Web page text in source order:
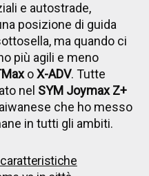
e autostrade,
posizione di guida
ma quando ci
più agili e meno
oX-ADV. Tutte
nel SYM Joymax Z+
che ho messo
in tutti gli ambiti.